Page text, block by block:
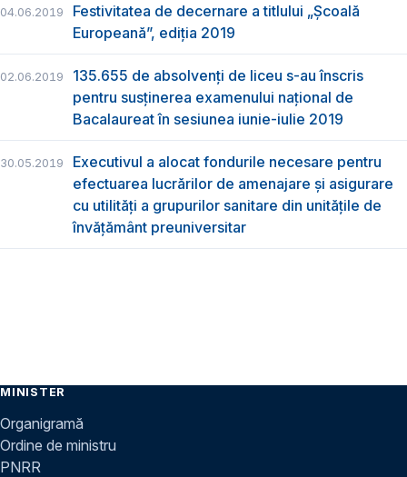
04.06.2019
Festivitatea de decernare a titlului „Şcoală
Europeană”, ediția 2019
02.06.2019
135.655 de absolvenţi de liceu s-au înscris
pentru susţinerea examenului naţional de
Bacalaureat în sesiunea iunie-iulie 2019
30.05.2019
Executivul a alocat fondurile necesare pentru
efectuarea lucrărilor de amenajare și asigurare
cu utilități a grupurilor sanitare din unitățile de
învățământ preuniversitar
MINISTER
Organigramă
Ordine de ministru
PNRR